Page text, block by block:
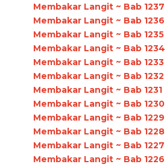
Membakar Langit ~ Bab 1237
Membakar Langit ~ Bab 1236
Membakar Langit ~ Bab 1235
Membakar Langit ~ Bab 1234
Membakar Langit ~ Bab 1233
Membakar Langit ~ Bab 1232
Membakar Langit ~ Bab 1231
Membakar Langit ~ Bab 1230
Membakar Langit ~ Bab 1229
Membakar Langit ~ Bab 1228
Membakar Langit ~ Bab 1227
Membakar Langit ~ Bab 1226